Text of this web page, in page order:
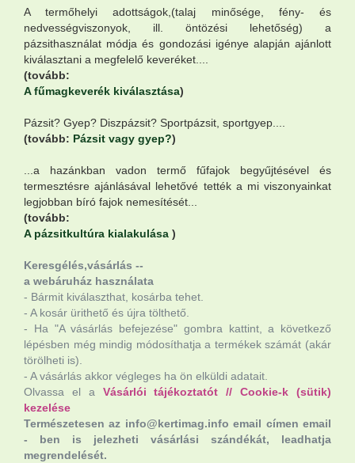
A termőhelyi adottságok,(talaj minősége, fény- és
nedvességviszonyok, ill. öntözési lehetőség) a
pázsithasználat módja és gondozási igénye alapján ajánlott
kiválasztani a megfelelő keveréket....
(tovább:
A fűmagkeverék kiválasztása)
Pázsit? Gyep? Diszpázsit? Sportpázsit, sportgyep....
(tovább: Pázsit vagy gyep?)
...a hazánkban vadon termő fűfajok begyűjtésével és
termesztésre ajánlásával lehetővé tették a mi viszonyainkat
legjobban bíró fajok nemesítését...
(tovább:
A pázsitkultúra kialakulása )
Keresgélés,vásárlás --
a webáruház használata
- Bármit kiválaszthat, kosárba tehet.
- A kosár ürithető és újra tölthető.
- Ha "A vásárlás befejezése" gombra kattint, a következő
lépésben még mindig módosíthatja a termékek számát (akár
törölheti is).
- A vásárlás akkor végleges ha ön elküldi adatait.
Olvassa el a Vásárlói tájékoztatót //Cookie-k (sütik)
kezelése
Természetesen az info@kertimag.info email címen email
- ben is jelezheti vásárlási szándékát, leadhatja
megrendelését.